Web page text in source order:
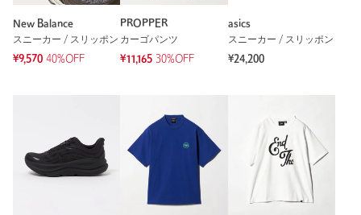
New Balance
スニーカー / スリッポン
¥9,570 40%OFF
PROPPER
カーゴパンツ
¥11,165 30%OFF
asics
スニーカー / スリッポン
¥24,200